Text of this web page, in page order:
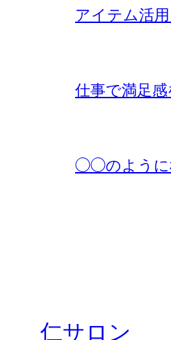
アイテム活
仕事で満足
◯◯のように
仁サロン